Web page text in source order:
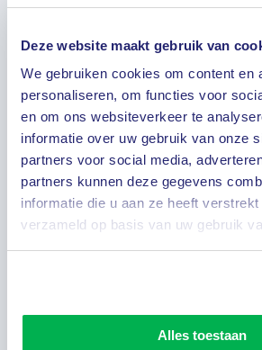
Deze website maakt gebruik van
We gebruiken cookies om content en
personaliseren, om functies voor
en om ons websiteverkeer te
informatie over uw gebruik van onze
partners voor social media,
partners kunnen deze gegevens
informatie die u aan ze heeft
verzameld op basis van uw gebruik
Alles toestaan
gebouwen en gezellige cafés.
imposante kasteel van
het uitzicht over de stad.
Postojna: Verken de
grot, een van de grootste
wereld. Bewonder de
stalactieten en stalagmieten
spannende rondleiding.
Bled: Bezoek het
boven het meer uittorent.